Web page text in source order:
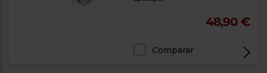
48,90 €
Comparar